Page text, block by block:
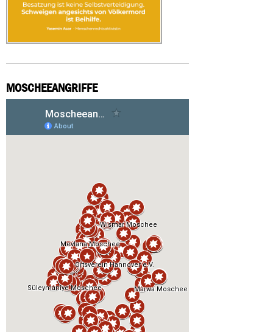
MOSCHEEANGRIFFE